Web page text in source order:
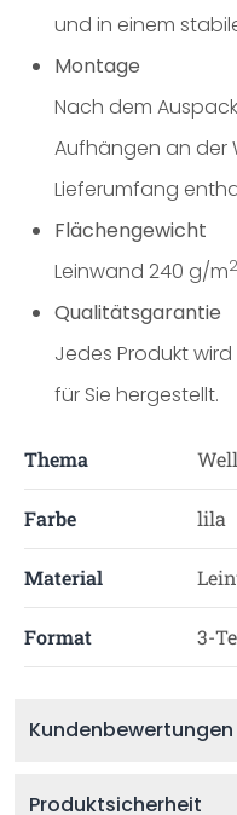
und in einem
Montage
Nach dem
Aufhängen an der
Lieferumfang
Flächengewicht
Leinwand 240 g/m2
Qualitätsgarantie
Jedes Produkt
für Sie hergestellt.
Thema
Farbe lila
Material
Format 3-
Kundenbewertungen
Produktsicherheit